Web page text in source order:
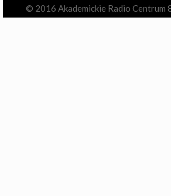
© 2016 Akademickie Radio Centrum